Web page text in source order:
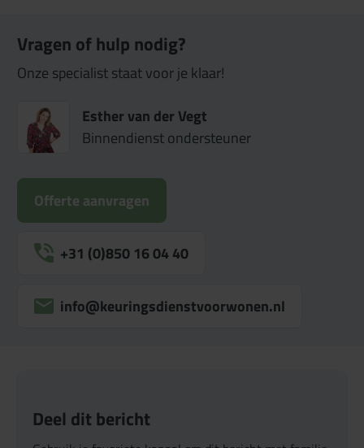
Vragen of hulp nodig?
Onze specialist staat voor je klaar!
Esther van der Vegt
Binnendienst ondersteuner
Offerte aanvragen
+31 (0)850 16 04 40
info@keuringsdienstvoorwonen.nl
Deel dit bericht